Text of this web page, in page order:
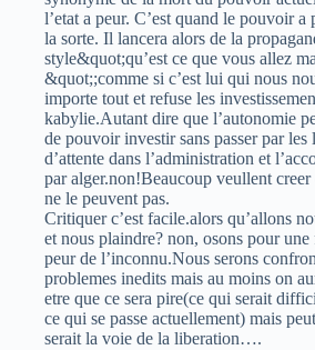
l’etat a peur. C’est quand le pouvoir a
la sorte. Il lancera alors de la
style&quot;qu’est ce que vous allez
&quot;;comme si c’est lui qui nous
importe tout et refuse les
kabylie.Autant dire que l’autonomie
de pouvoir investir sans passer par les
d’attente dans l’administration et
par alger.non!Beaucoup veullent creer
ne le peuvent pas.
Critiquer c’est facile.alors qu’allons
et nous plaindre? non, osons pour
peur de l’inconnu.Nous serons
problemes inedits mais au moins on
etre que ce sera pire(ce qui serait
ce qui se passe actuellement) mais
serait la voie de la liberation….